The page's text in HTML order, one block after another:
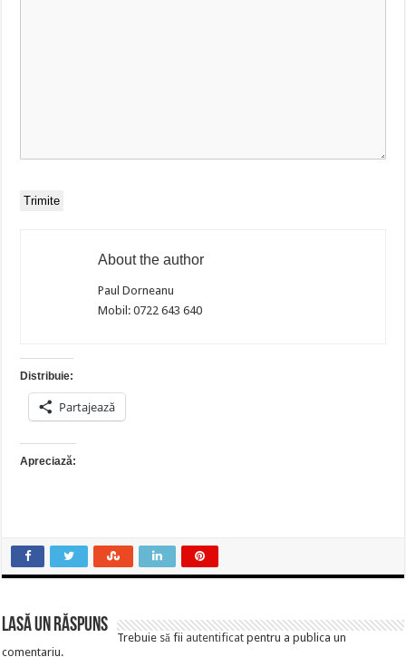
Trimite
About the author
Paul Dorneanu
Mobil: 0722 643 640
Distribuie:
Partajează
Apreciază:
Lasă un răspuns
Trebuie să fii autentificat pentru a publica un
comentariu.